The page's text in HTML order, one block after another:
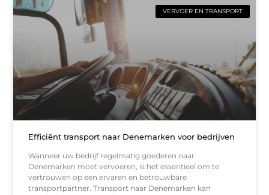
VERVOER EN TRANSPORT
Efficiënt transport naar Denemarken voor bedrijven
Wanneer uw bedrijf regelmatig goederen naar
Denemarken moet vervoeren, is het essentieel om te
vertrouwen op een ervaren en betrouwbare
transportpartner. Transport naar Denemarken kan